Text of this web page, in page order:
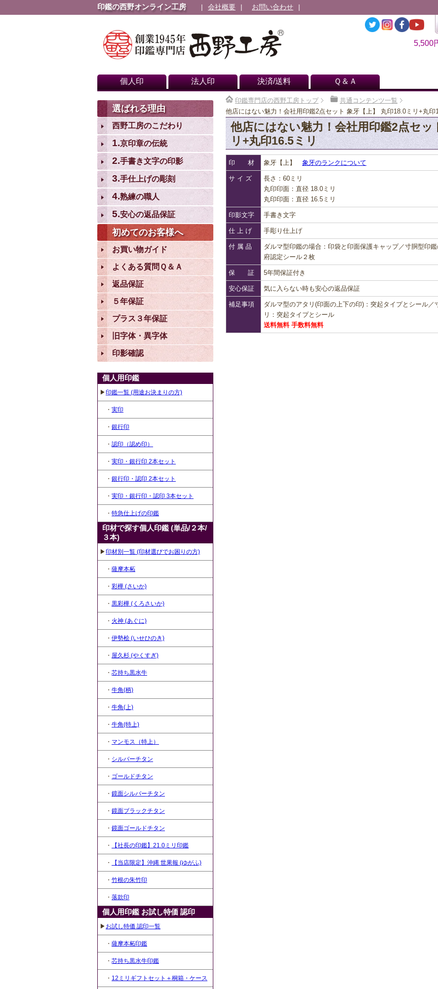
印鑑の西野オンライン工房 会社概要 お問い合わせ
5,500
個人印 法人印 決済/送料 Ｑ＆Ａ
選ばれる理由
西野工房のこだわり
1.京印章の伝統
2.手書き文字の印影
3.手仕上げの彫刻
4.熟練の職人
5.安心の返品保証
初めてのお客様へ
お買い物ガイド
よくある質問Ｑ＆Ａ
返品保証
５年保証
プラス３年保証
旧字体・異字体
印影確認
個人用印鑑
▶印鑑一覧 (用途お決まりの方)
・ 実印
・ 銀行印
・ 認印（認め印）
・ 実印・銀行印 2本セット
・ 銀行印・認印 2本セット
・ 実印・銀行印・認印 3本セット
・ 特急仕上げの印鑑
印材で探す個人印鑑 (単品/２本/
３本)
▶印材別一覧 (印材選びでお困りの方)
・ 薩摩本柘
・ 彩樺 (さいか)
・ 黒彩樺 (くろさいか)
・ 火神 (あぐに)
・ 伊勢桧 (いせひのき)
・ 屋久杉 (やくすぎ)
・ 芯持ち黒水牛
・ 牛角(柄)
・ 牛角(上)
・ 牛角(特上)
・ マンモス（特上）
・ シルバーチタン
・ ゴールドチタン
・ 鏡面シルバーチタン
・ 鏡面ブラックチタン
・ 鏡面ゴールドチタン
・ 【社長の印鑑】21.0ミリ印鑑
・ 【当店限定】沖縄 世果報 (ゆがふ)
・ 竹根の朱竹印
・ 落款印
個人用印鑑 お試し特価 認印
▶ お試し特価 認印一覧
・ 薩摩本柘印鑑
・ 芯持ち黒水牛印鑑
・ 12ミリギフトセット＋桐箱・ケース
印鑑専門店の西野工房トップ
共通コンテンツ一覧
他店にはない魅力！会社用印鑑2点セット 象牙【上】 丸印18.0ミリ+丸印
他店にはない魅力！会社用印鑑2点セッ
リ+丸印16.5ミリ
印 材 象牙【上】 象牙のランクについて
サ イ ズ
長さ：60ミリ
丸印印面：直径 18.0ミリ
丸印印面：直径 16.5ミリ
印影文字 手書き文字
仕 上 げ 手彫り仕上げ
付 属 品
ダルマ型印鑑の場合：印袋と印面保護キャップ／寸胴型印
府認定シール２枚
保 証 5年間保証付き
安心保証 気に入らない時も安心の返品保証
補足事項
ダルマ型のアタリ(印面の上下の印)：突起タイプとシール
リ：突起タイプとシール
送料無料 手数料無料